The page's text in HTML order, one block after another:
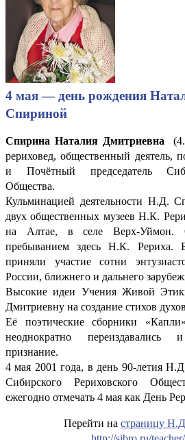
4 мая — день рождения
Спириной
Спирина Наталия Дмитриевна
рериховед, общественный деятель,
и Почётный председатель
Общества.
Кульминацией деятельности Н.Д.
двух общественных музеев Н.К.
на Алтае, в селе Верх-Уймон.
пребыванием здесь Н.К. Рериха. В
приняли участие сотни
России, ближнего и дальнего
Высокие идеи Учения Живой
Дмитриевну на создание стихов
Её поэтические сборники
неоднократно
признание.
4 мая 2001 года, в день 90-летия
Сибирского Рериховского
ежегодно отмечать 4 мая как День
Перейти на страницу